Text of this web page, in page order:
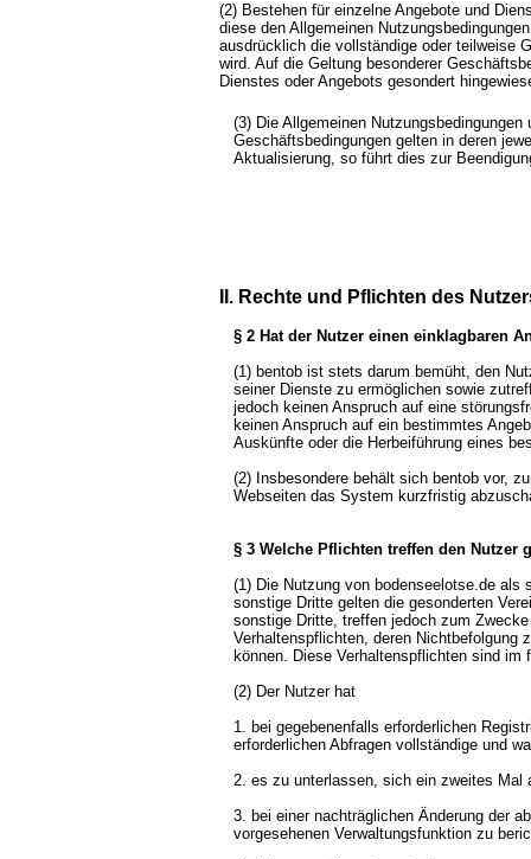
(2) Bestehen für einzelne Angebote und
diese den Allgemeinen
ausdrücklich die vollständige oder teilweise
wird. Auf die Geltung besonderer
Dienstes oder Angebots gesondert
(3) Die Allgemeinen
Geschäftsbedingungen gelten in deren
Aktualisierung, so führt dies zur
II. Rechte und Pflichten des
§ 2 Hat der Nutzer einen einklagbaren
(1) bentob ist stets darum bemüht, den
seiner Dienste zu ermöglichen sowie
jedoch keinen Anspruch auf eine
keinen Anspruch auf ein bestimmtes
Auskünfte oder die Herbeiführung eines
(2) Insbesondere behält sich bentob vor,
Webseiten das System kurzfristig
§ 3 Welche Pflichten treffen den Nutzer
(1) Die Nutzung von bodenseelotse.de als
sonstige Dritte gelten die gesonderten
sonstige Dritte, treffen jedoch zum
Verhaltenspflichten, deren Nichtbefolgung
können. Diese Verhaltenspflichten sind im
(2) Der Nutzer hat
1. bei gegebenenfalls erforderlichen
erforderlichen Abfragen vollständige und
2. es zu unterlassen, sich ein zweites Mal
3. bei einer nachträglichen Änderung der
vorgesehenen Verwaltungsfunktion zu